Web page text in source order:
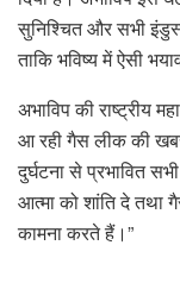
सुनिश्चित और सभी
ताकि भविष्य में ऐसी
अभाविप की राष्ट्रीय
आ रही गैस लीक की
दुर्घटना से प्रभावित
आत्मा को शांति दे तथा
कामना करते हैं।”